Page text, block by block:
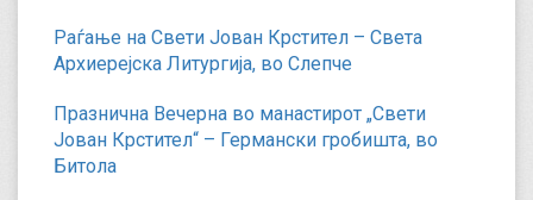
Раѓање на Свети Јован Крстител – Света
Архиерејска Литургија, во Слепче
Празнична Вечерна во манастирот „Свети
Јован Крстител“ – Германски гробишта, во
Битола